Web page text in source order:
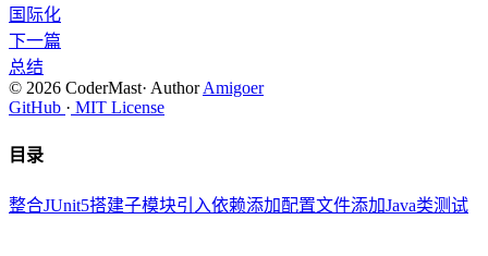
国际化
下一篇
总结
© 2026 CoderMast· AuthorAmigoer
GitHub · MIT License
目录
整合JUnit5搭建子模块引入依赖添加配置文件添加Java类测试